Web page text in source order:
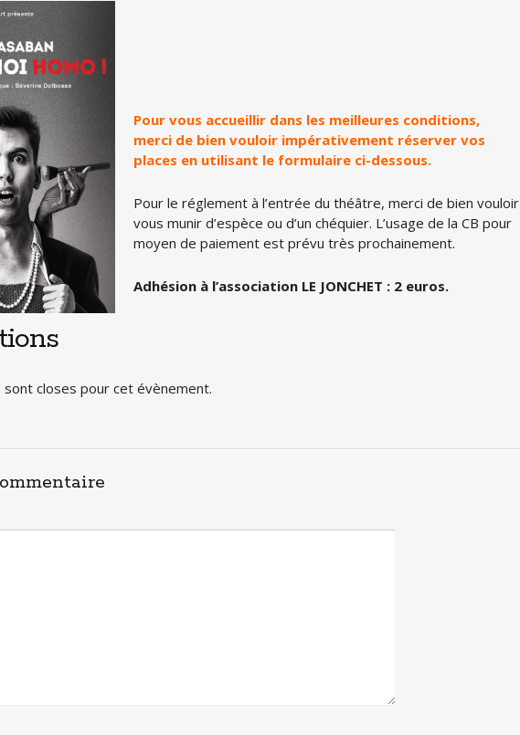
Pour vous accueillir dans les meilleures conditions,
merci de bien vouloir impérativement réserver vos
places en utilisant le formulaire ci-dessous.
Pour le réglement à l’entrée du théâtre, merci de bien vouloir
vous munir d’espèce ou d’un chéquier. L’usage de la CB pour
moyen de paiement est prévu très prochainement.
Adhésion à l’association LE JONCHET : 2 euros.
closes pour cet évènement.